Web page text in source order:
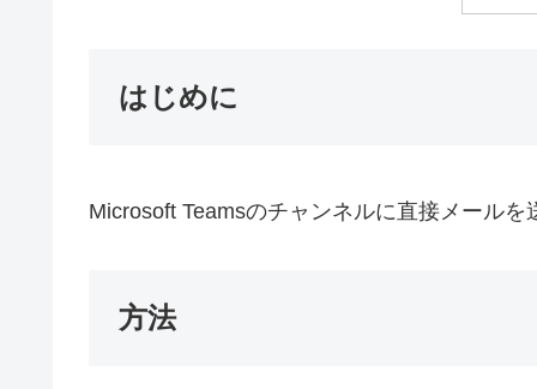
はじめに
Microsoft Teamsのチャンネルに直接メール
方法